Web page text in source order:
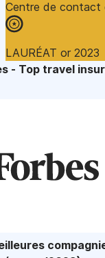
Centre de contact
LAURÉAT or 2023
- Top travel